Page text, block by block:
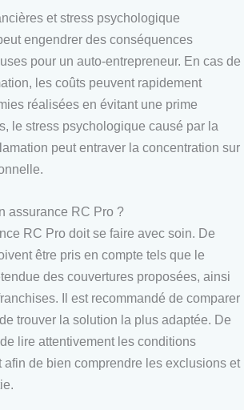
et stress psychologique
engendrer des conséquences
pour un auto-entrepreneur. En cas de
les coûts peuvent rapidement
réalisées en évitant une prime
le stress psychologique causé par la
peut entraver la concentration sur
assurance RC Pro ?
RC Pro doit se faire avec soin. De
être pris en compte tels que le
des couvertures proposées, ainsi
Il est recommandé de comparer
trouver la solution la plus adaptée. De
lire attentivement les conditions
afin de bien comprendre les exclusions et